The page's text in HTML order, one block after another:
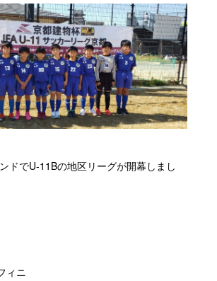
ドでU-11Bの地区リーグが開幕しまし
ィニ